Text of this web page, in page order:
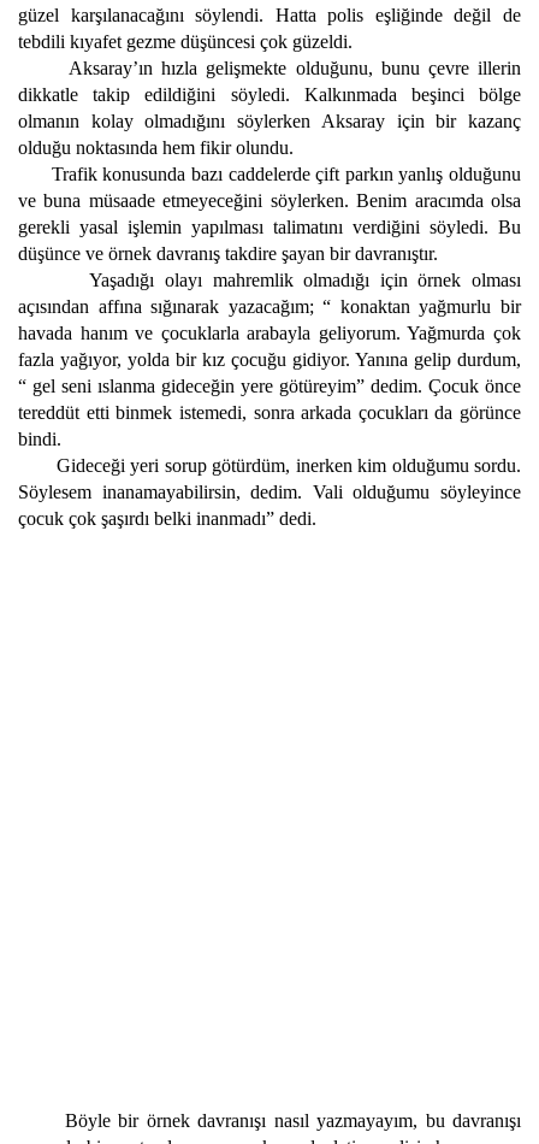
güzel karşılanacağını söylendi. Hatta polis eşliğinde değil de
tebdili kıyafet gezme düşüncesi çok güzeldi.
Aksaray’ın hızla gelişmekte olduğunu, bunu çevre illerin
dikkatle takip edildiğini söyledi. Kalkınmada beşinci bölge
olmanın kolay olmadığını söylerken Aksaray için bir kazanç
olduğu noktasında hem fikir olundu.
Trafik konusunda bazı caddelerde çift parkın yanlış olduğunu
ve buna müsaade etmeyeceğini söylerken. Benim aracımda olsa
gerekli yasal işlemin yapılması talimatını verdiğini söyledi. Bu
düşünce ve örnek davranış takdire şayan bir davranıştır.
Yaşadığı olayı mahremlik olmadığı için örnek olması
açısından affına sığınarak yazacağım; “ konaktan yağmurlu bir
havada hanım ve çocuklarla arabayla geliyorum. Yağmurda çok
fazla yağıyor, yolda bir kız çocuğu gidiyor. Yanına gelip durdum,
“ gel seni ıslanma gideceğin yere götüreyim” dedim. Çocuk önce
tereddüt etti binmek istemedi, sonra arkada çocukları da görünce
bindi.
Gideceği yeri sorup götürdüm, inerken kim olduğumu sordu.
Söylesem inanamayabilirsin, dedim. Vali olduğumu söyleyince
çocuk çok şaşırdı belki inanmadı” dedi.
Böyle bir örnek davranışı nasıl yazmayayım, bu davranışı